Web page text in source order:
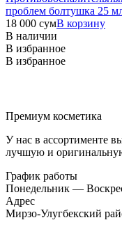
проблем болтушка 25
18 000 сумВ корзину
В наличии
В избранное
В избранное
Премиум косметика
У нас в ассортименте
лучшую и
График работы
Понедельник —
Адрес
Мирзо-Улугбекский